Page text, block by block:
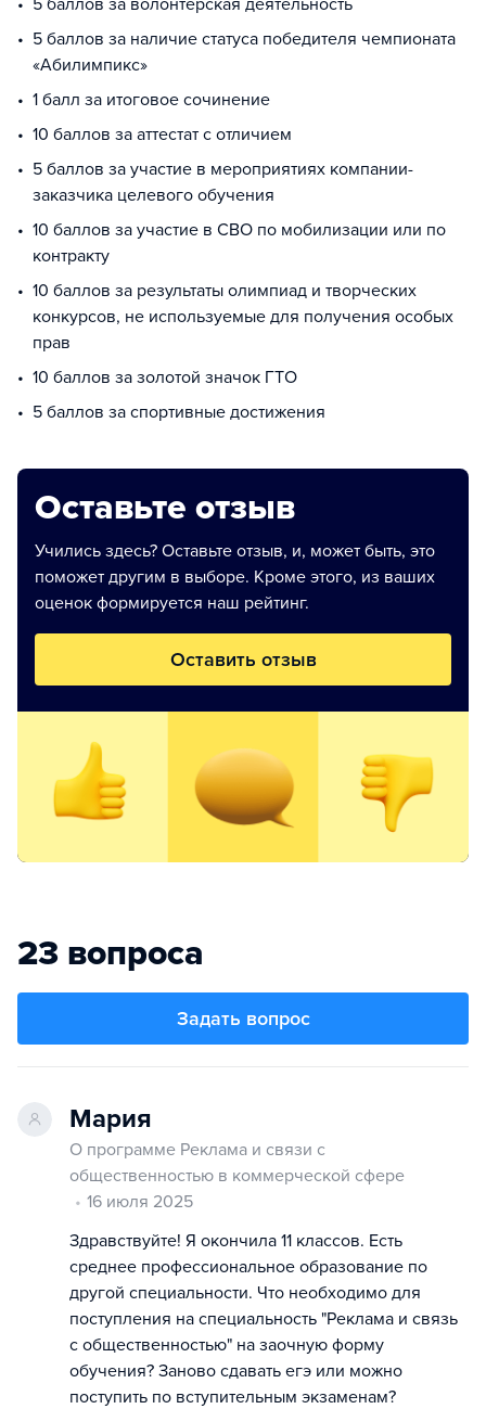
5 баллов за волонтерская деятельность
5 баллов за наличие статуса победителя чемпионата
«Абилимпикс»
1 балл за итоговое сочинение
10 баллов за аттестат с отличием
5 баллов за участие в мероприятиях компании-
заказчика целевого обучения
10 баллов за участие в СВО по мобилизации или по
контракту
10 баллов за результаты олимпиад и творческих
конкурсов, не используемые для получения особых
прав
10 баллов за золотой значок ГТО
5 баллов за спортивные достижения
Оставьте отзыв
Учились здесь? Оставьте отзыв, и, может быть, это
поможет другим в выборе. Кроме этого, из ваших
оценок формируется наш рейтинг.
Оставить отзыв
23 вопроса
Задать вопрос
Мария
О программе Реклама и связи с
общественностью в коммерческой сфере
16 июля 2025
Здравствуйте! Я окончила 11 классов. Есть
среднее профессиональное образование по
другой специальности. Что необходимо для
поступления на специальность "Реклама и связь
с общественностью" на заочную форму
обучения? Заново сдавать егэ или можно
поступить по вступительным экзаменам?